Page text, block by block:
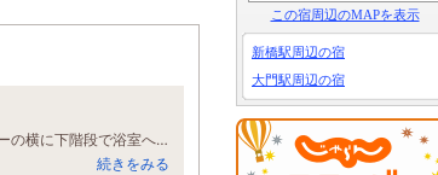
繁華街のど真ん中、金曜日夜行ったのでかなり周りは混雑 なかなか面白い構造していて、ロッカーの横に下階段で浴室へ、更に浴室中から下階段でサウナ ちょっと床が滑りやすいところあり、転んで浴槽角にぶつからないか不安しつつ歩いていましたが、浴槽、サウナ自体は想像通りよかったです。 全体的にコンパクトな作りなので、カプセル部屋探してトイレに入ってしまったりしましたので注意 朝食でパン３つ付いていてどれも美味しかった 受付周りが狭くチェックアウト時に混雑していました
続きをみる
この宿周辺のMAPを表示
新橋駅周辺の宿
大門駅周辺の宿